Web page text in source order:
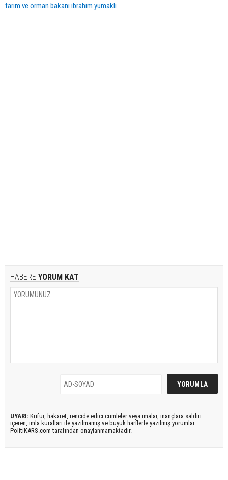
tarım ve orman bakanı ibrahim yumaklı
HABERE YORUM KAT
UYARI: Küfür, hakaret, rencide edici cümleler veya imalar, inançlara saldırı
içeren, imla kuralları ile yazılmamış ve büyük harflerle yazılmış yorumlar
PolitiKARS.com tarafından onaylanmamaktadır.